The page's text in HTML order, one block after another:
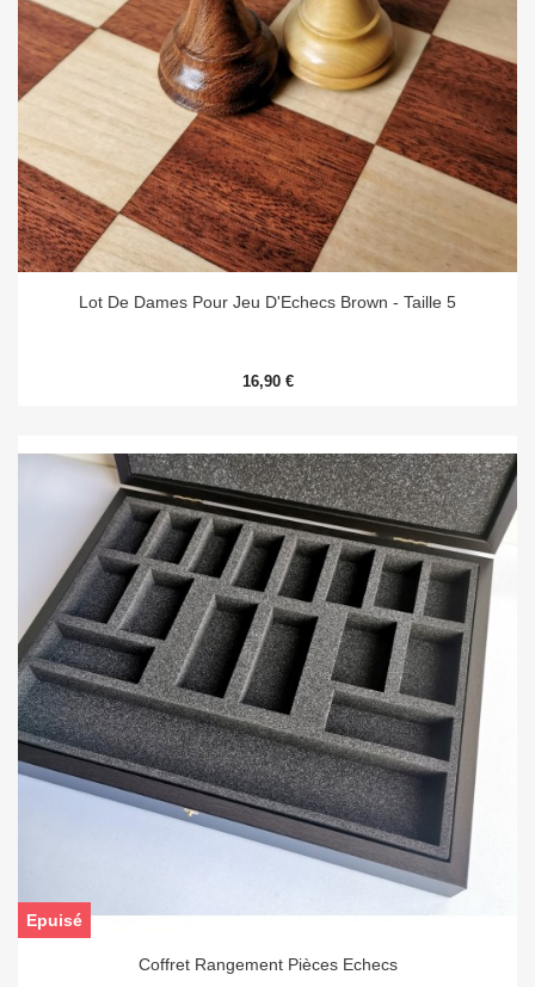
Lot De Dames Pour Jeu D'Echecs Brown - Taille 5
16,90 €
Coffret Rangement Pièces Echecs
Epuisé